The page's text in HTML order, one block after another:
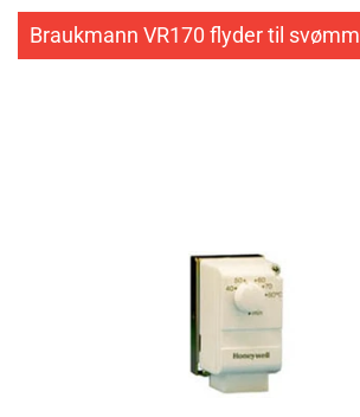
Braukmann VR170 flyder til